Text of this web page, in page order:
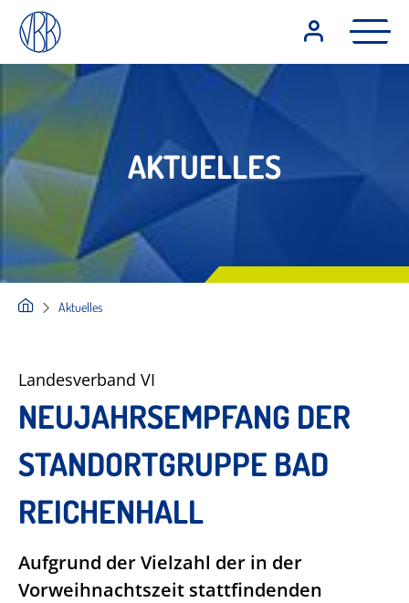
AKTUELLES
Aktuelles
Landesverband VI
NEUJAHRSEMPFANG DER
STANDORTGRUPPE BAD
REICHENHALL
Aufgrund der Vielzahl der in der
Vorweihnachtszeit stattfindenden